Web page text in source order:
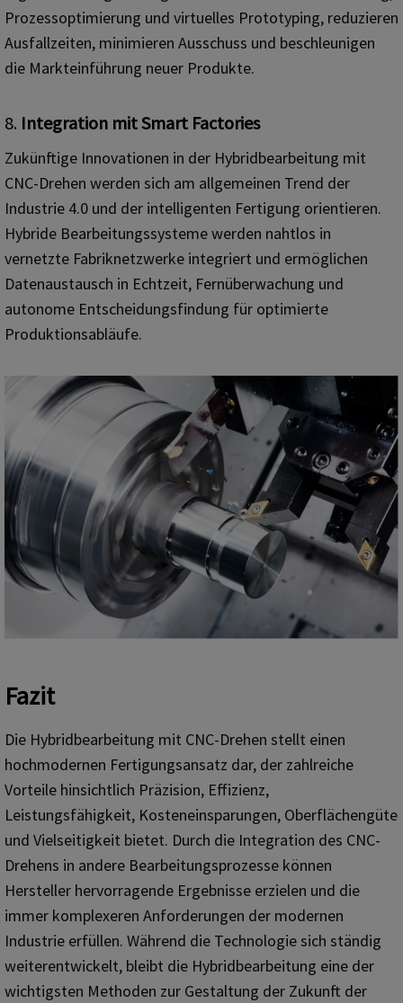
Prozessoptimierung und virtuelles Prototyping, reduzieren
Ausfallzeiten, minimieren Ausschuss und beschleunigen
die Markteinführung neuer Produkte.
8. Integration mit Smart Factories
Zukünftige Innovationen in der Hybridbearbeitung mit
CNC-Drehen werden sich am allgemeinen Trend der
Industrie 4.0 und der intelligenten Fertigung orientieren.
Hybride Bearbeitungssysteme werden nahtlos in
vernetzte Fabriknetzwerke integriert und ermöglichen
Datenaustausch in Echtzeit, Fernüberwachung und
autonome Entscheidungsfindung für optimierte
Produktionsabläufe.
Fazit
Die Hybridbearbeitung mit CNC-Drehen stellt einen
hochmodernen Fertigungsansatz dar, der zahlreiche
Vorteile hinsichtlich Präzision, Effizienz,
Leistungsfähigkeit, Kosteneinsparungen, Oberflächengüte
und Vielseitigkeit bietet. Durch die Integration des CNC-
Drehens in andere Bearbeitungsprozesse können
Hersteller hervorragende Ergebnisse erzielen und die
immer komplexeren Anforderungen der modernen
Industrie erfüllen. Während die Technologie sich ständig
weiterentwickelt, bleibt die Hybridbearbeitung eine der
wichtigsten Methoden zur Gestaltung der Zukunft der